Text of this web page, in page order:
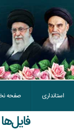
استانداری صفحه